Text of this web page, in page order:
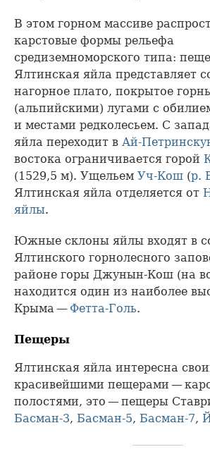
В этом горном массиве
карстовые формы рельефа
средиземноморского типа:
Ялтинская яйла представляет
нагорное плато, покрытое
(альпийскими) лугами с
и местами редколесьем. С
яйла переходит в Ай-
востока ограничивается горой
(1529,5 м). Ущельем Уч-Кош (р.
Ялтинская яйла отделяется от
яйлы.
Южные склоны яйлы входят в
Ялтинского горнолесного
районе горы Джунын-Кош (на
находится один из наиболее
Крыма — Фетта-Голь.
Пещеры
Ялтинская яйла интересна
красивейшими пещерами —
полостями, это — пещеры
Басман-3, Басман-5, Басман-7,